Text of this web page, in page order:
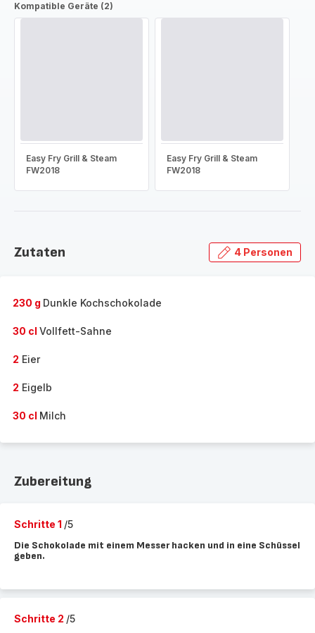
Kompatible Geräte (2)
Easy Fry Grill & Steam
FW2018
Easy Fry Grill & Steam
FW2018
Zutaten 4 Personen
230 g Dunkle Kochschokolade
30 cl Vollfett-Sahne
2 Eier
2 Eigelb
30 cl Milch
Zubereitung
Schritte 1 /5
Die Schokolade mit einem Messer hacken und in eine Schüssel
geben.
Schritte 2 /5